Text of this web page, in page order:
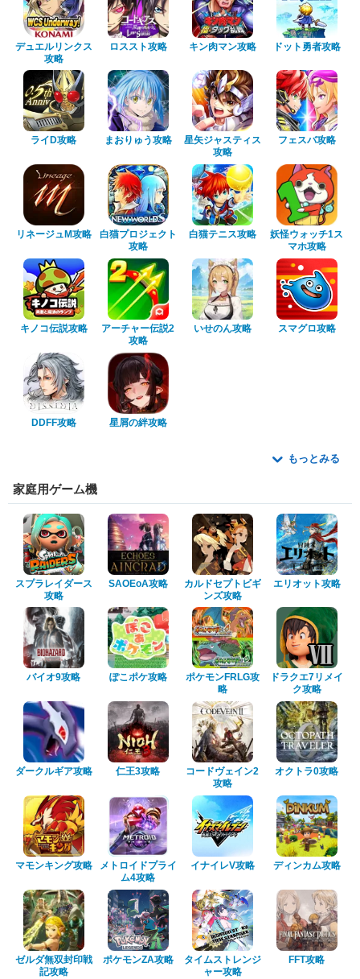
デュエルリンクス
攻略
ロススト攻略 キン肉マン攻略 ドット勇者攻略
ライD攻略 まおりゅう攻略
星矢ジャスティス
攻略
フェスバ攻略
リネージュM攻略
白猫プロジェクト
攻略
白猫テニス攻略
妖怪ウォッチ1ス
マホ攻略
キノコ伝説攻略
アーチャー伝説2
攻略
いせのん攻略 スマグロ攻略
DDFF攻略 星屑の絆攻略
もっとみる
家庭用ゲーム機
スプラレイダース
攻略
SAOEoA攻略
カルドセプトビギ
ンズ攻略
エリオット攻略
バイオ9攻略 ぽこポケ攻略
ポケモンFRLG攻
略
ドラクエ7リメイ
ク攻略
ダークルギア攻略 仁王3攻略
コードヴェイン2
攻略
オクトラ0攻略
マモンキング攻略
メトロイドプライ
ム4攻略
イナイレV攻略 ディンカム攻略
ゼルダ無双封印戦
記攻略
ポケモンZA攻略
タイムストレンジ
ャー攻略
FFT攻略